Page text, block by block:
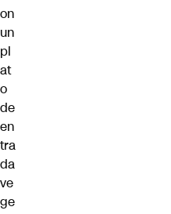
on
un
pl
at
o
de
en
tra
da
ve
ge